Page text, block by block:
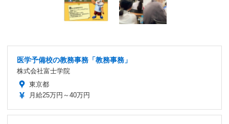
医学予備校の教務事務「教務事務」
株式会社富士学院
東京都
月給25万円～40万円